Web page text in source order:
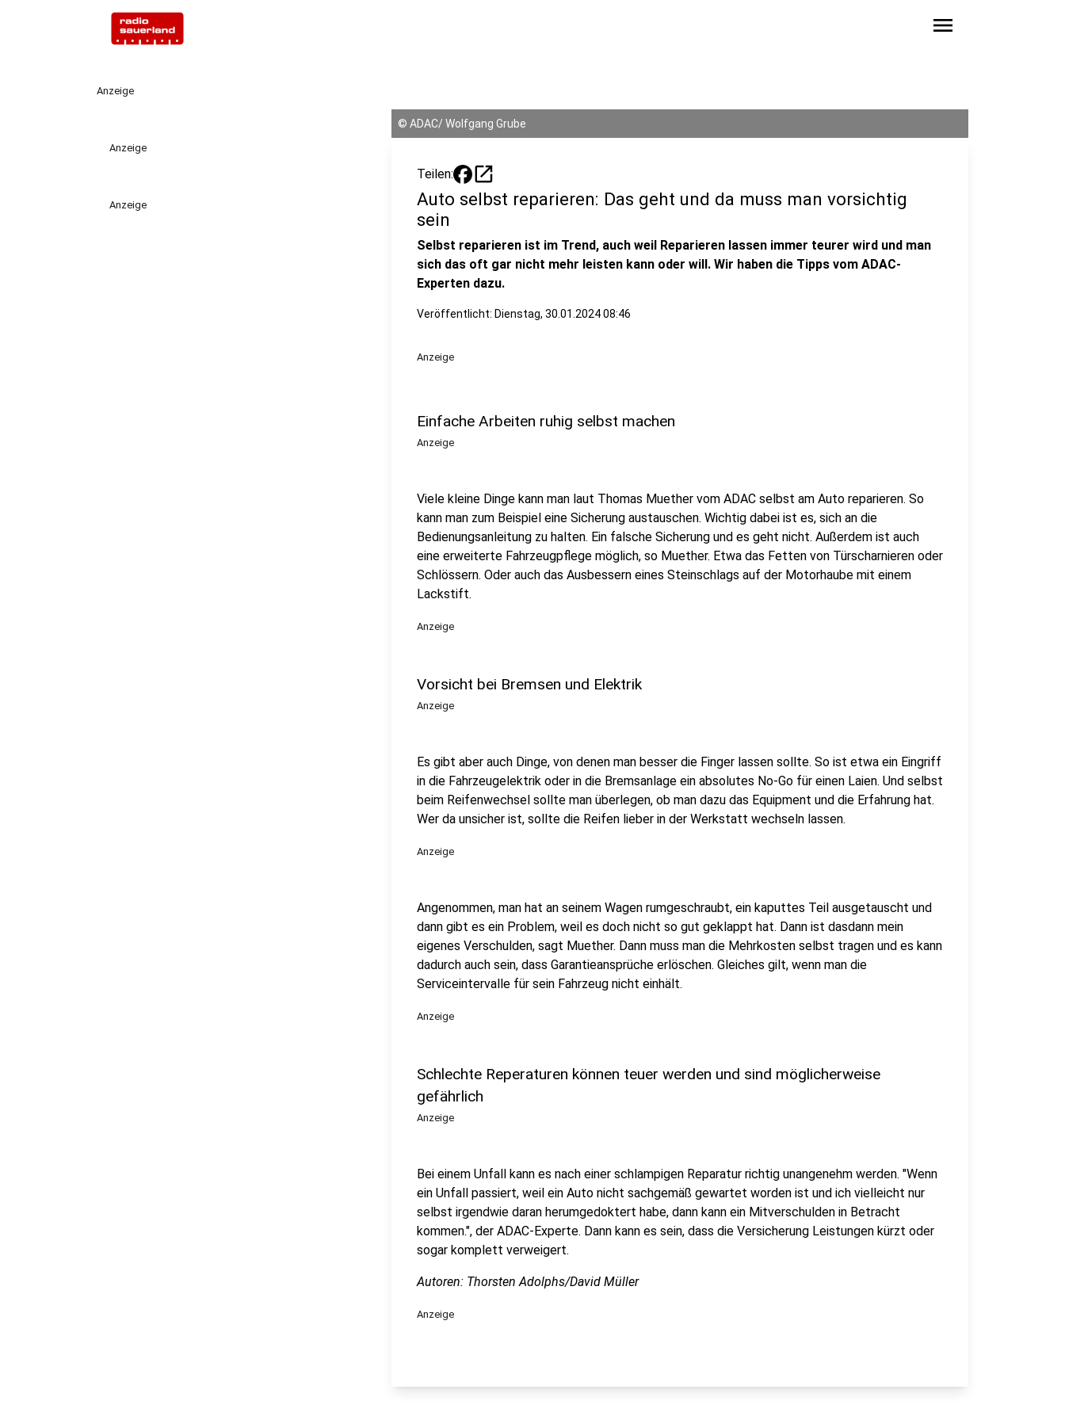
menu
Anzeige
Anzeige
Anzeige
© ADAC/ Wolfgang Grube
Teilen: open_in_new
Auto selbst reparieren: Das geht und da muss man vorsichtig
sein
Selbst reparieren ist im Trend, auch weil Reparieren lassen immer teurer wird und man
sich das oft gar nicht mehr leisten kann oder will. Wir haben die Tipps vom ADAC-
Experten dazu.
Veröffentlicht: Dienstag, 30.01.2024 08:46
Anzeige
Einfache Arbeiten ruhig selbst machen
Anzeige
Viele kleine Dinge kann man laut Thomas Muether vom ADAC selbst am Auto reparieren. So
kann man zum Beispiel eine Sicherung austauschen. Wichtig dabei ist es, sich an die
Bedienungsanleitung zu halten. Ein falsche Sicherung und es geht nicht. Außerdem ist auch
eine erweiterte Fahrzeugpflege möglich, so Muether. Etwa das Fetten von Türscharnieren oder
Schlössern. Oder auch das Ausbessern eines Steinschlags auf der Motorhaube mit einem
Lackstift.
Anzeige
Vorsicht bei Bremsen und Elektrik
Anzeige
Es gibt aber auch Dinge, von denen man besser die Finger lassen sollte. So ist etwa ein Eingriff
in die Fahrzeugelektrik oder in die Bremsanlage ein absolutes No-Go für einen Laien. Und selbst
beim Reifenwechsel sollte man überlegen, ob man dazu das Equipment und die Erfahrung hat.
Wer da unsicher ist, sollte die Reifen lieber in der Werkstatt wechseln lassen.
Anzeige
Angenommen, man hat an seinem Wagen rumgeschraubt, ein kaputtes Teil ausgetauscht und
dann gibt es ein Problem, weil es doch nicht so gut geklappt hat. Dann ist dasdann mein
eigenes Verschulden, sagt Muether. Dann muss man die Mehrkosten selbst tragen und es kann
dadurch auch sein, dass Garantieansprüche erlöschen. Gleiches gilt, wenn man die
Serviceintervalle für sein Fahrzeug nicht einhält.
Anzeige
Schlechte Reperaturen können teuer werden und sind möglicherweise
gefährlich
Anzeige
Bei einem Unfall kann es nach einer schlampigen Reparatur richtig unangenehm werden. "Wenn
ein Unfall passiert, weil ein Auto nicht sachgemäß gewartet worden ist und ich vielleicht nur
selbst irgendwie daran herumgedoktert habe, dann kann ein Mitverschulden in Betracht
kommen.", der ADAC-Experte. Dann kann es sein, dass die Versicherung Leistungen kürzt oder
sogar komplett verweigert.
Autoren: Thorsten Adolphs/David Müller
Anzeige